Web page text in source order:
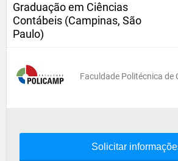
Graduação em Ciências
Contábeis (Campinas, São
Paulo)
Faculdade Politécnica de
Solicitar